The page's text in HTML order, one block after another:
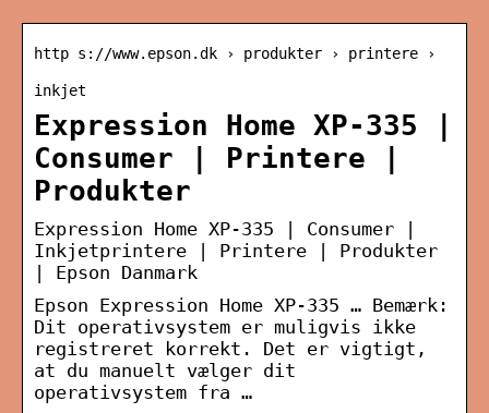
http s://www.epson.dk › produkter › printere ›
inkjet
Expression Home XP-335 |
Consumer | Printere |
Produkter
Expression Home XP-335 | Consumer |
Inkjetprintere | Printere | Produkter
| Epson Danmark
Epson Expression Home XP-335 … Bemærk:
Dit operativsystem er muligvis ikke
registreret korrekt. Det er vigtigt,
at du manuelt vælger dit
operativsystem fra …